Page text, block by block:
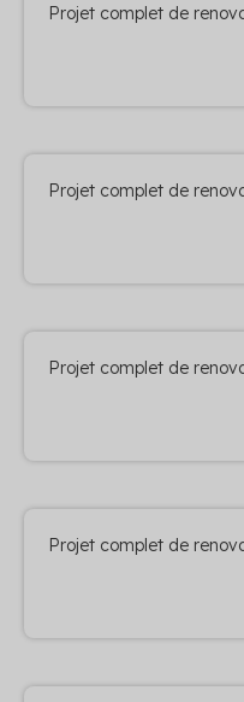
Projet complet de
Projet complet de
Projet complet de
Projet complet de